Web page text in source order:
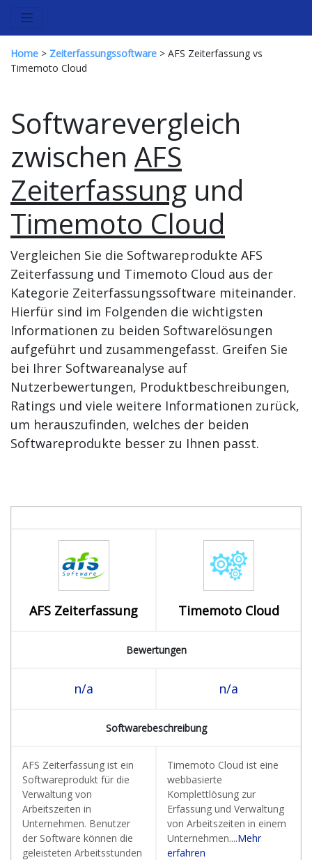
Home > Zeiterfassungssoftware > AFS Zeiterfassung vs
Timemoto Cloud
Softwarevergleich
zwischen AFS
Zeiterfassung und
Timemoto Cloud
Vergleichen Sie die Softwareprodukte AFS
Zeiterfassung und Timemoto Cloud aus der
Kategorie Zeiterfassungssoftware miteinander.
Hierfür sind im Folgenden die wichtigsten
Informationen zu beiden Softwarelösungen
aufgeführt und zusammengefasst. Greifen Sie
bei Ihrer Softwareanalyse auf
Nutzerbewertungen, Produktbeschreibungen,
Ratings und viele weitere Informationen zurück,
um herauszufinden, welches der beiden
Softwareprodukte besser zu Ihnen passt.
AFS Zeiterfassung Timemoto Cloud
Bewertungen
n/a n/a
Softwarebeschreibung
AFS Zeiterfassung ist ein
Softwareprodukt für die
Verwaltung von
Arbeitszeiten in
Unternehmen. Benutzer
der Software können die
geleisteten Arbeitsstunden
Timemoto Cloud ist eine
webbasierte
Komplettlösung zur
Erfassung und Verwaltung
von Arbeitszeiten in einem
Unternehmen....Mehr
erfahren